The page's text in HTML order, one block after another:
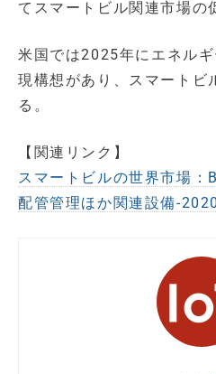
てスマートビル関連市場の
米国では2025年にエネル
現構想があり、スマートビ
る。
【関連リンク】
スマートビルの世界市場：
配管管理ほか関連設備-